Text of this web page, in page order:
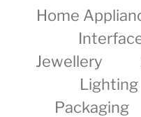
Home
Jewellery
Lighting
Packaging